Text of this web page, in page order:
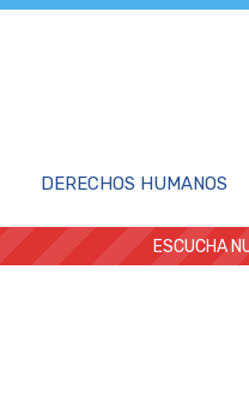
DERECHOS HUMANOS
ESCUCHA